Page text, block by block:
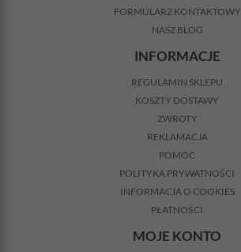
FORMULARZ KONTAKTOWY
NASZ BLOG
INFORMACJE
REGULAMIN SKLEPU
KOSZTY DOSTAWY
ZWROTY
REKLAMACJA
POMOC
POLITYKA PRYWATNOŚCI
INFORMACJA O COOKIES
PŁATNOŚCI
MOJE KONTO